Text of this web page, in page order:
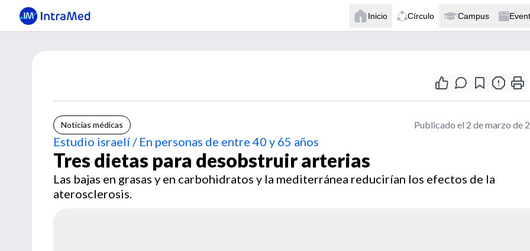
Inicio Círculo Campus
Noticias médicas Publicado el 2 de marzo de
Estudio israelí / En personas de entre 40 y 65 años
Tres dietas para desobstruir arterias
Las bajas en grasas y en carbohidratos y la mediterránea reducirían los efectos de la
aterosclerosis.